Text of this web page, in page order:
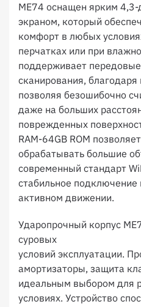
ME74 оснащен ярким
экраном, который
комфорт в любых
перчатках или при
поддерживает передовые
сканирования,
позволяя безошибочно
даже на больших
поврежденных
RAM-64GB ROM
обрабатывать большие
современный стандарт
стабильное подключение
активном движении.
Ударопрочный корпус
суровых
условий эксплуатации.
амортизаторы, защита
идеальным выбором для
условиях. Устройство